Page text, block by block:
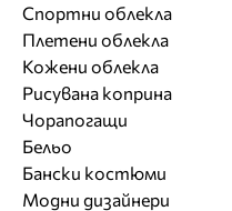
Спортни облекла
Плетени облекла
Кожени облекла
Рисувана коприна
Чорапогащи
Бельо
Бански костюми
Модни дизайнери